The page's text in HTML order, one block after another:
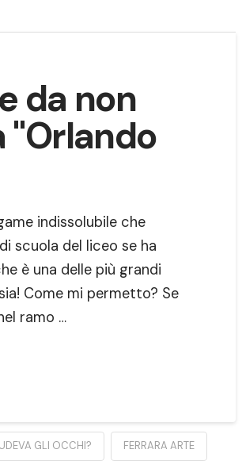
da non
"Orlando
indissolubile che
scuola del liceo se ha
è una delle più grandi
Come mi permetto? Se
ramo …
GLI OCCHI? FERRARA ARTE